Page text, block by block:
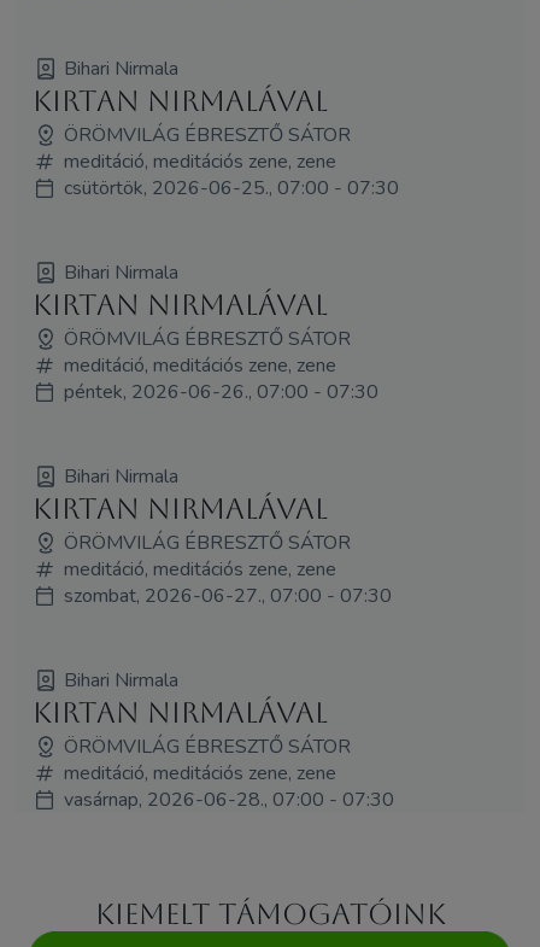
Bihari Nirmala
Kirtan Nirmalával
ÖRÖMVILÁG ÉBRESZTŐ SÁTOR
meditáció, meditációs zene, zene
csütörtök, 2026-06-25., 07:00 - 07:30
Bihari Nirmala
Kirtan Nirmalával
ÖRÖMVILÁG ÉBRESZTŐ SÁTOR
meditáció, meditációs zene, zene
péntek, 2026-06-26., 07:00 - 07:30
Bihari Nirmala
Kirtan Nirmalával
ÖRÖMVILÁG ÉBRESZTŐ SÁTOR
meditáció, meditációs zene, zene
szombat, 2026-06-27., 07:00 - 07:30
Bihari Nirmala
Kirtan Nirmalával
ÖRÖMVILÁG ÉBRESZTŐ SÁTOR
meditáció, meditációs zene, zene
vasárnap, 2026-06-28., 07:00 - 07:30
Kiemelt támogatóink